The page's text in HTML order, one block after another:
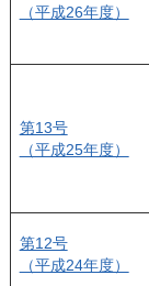
（平成26年度）
第13号
（平成25年度）
第12号
（平成24年度）